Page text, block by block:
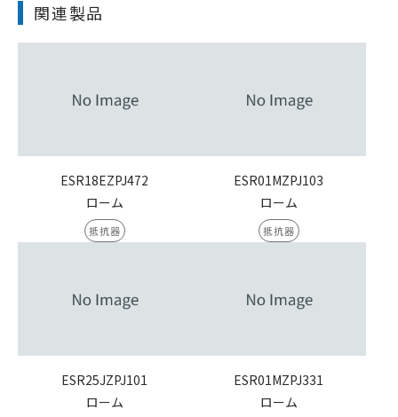
関連製品
ESR18EZPJ472
ローム
抵抗器
ESR01MZPJ103
ローム
抵抗器
ESR25JZPJ101
ローム
ESR01MZPJ331
ローム